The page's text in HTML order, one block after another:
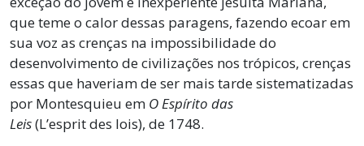
que teme o calor dessas paragens, fazendo ecoar em
sua voz as crenças na impossibilidade do
desenvolvimento de civilizações nos trópicos, crenças
essas que haveriam de ser mais tarde sistematizadas
por Montesquieu em O Espírito das
Leis(L’esprit des lois), de 1748.